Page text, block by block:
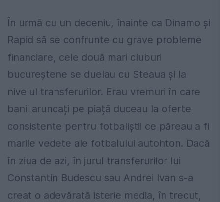
În urmă cu un deceniu, înainte ca Dinamo și
Rapid să se confrunte cu grave probleme
financiare, cele două mari cluburi
bucureștene se duelau cu Steaua și la
nivelul transferurilor. Erau vremuri în care
banii aruncați pe piață duceau la oferte
consistente pentru fotbaliștii ce păreau a fi
marile vedete ale fotbalului autohton. Dacă
în ziua de azi, în jurul transferurilor lui
Constantin Budescu sau Andrei Ivan s-a
creat o adevărată isterie media, în trecut,